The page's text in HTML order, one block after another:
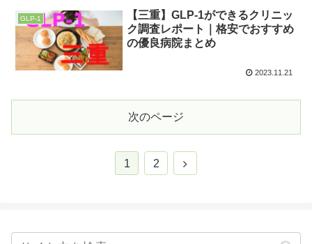
GLP-1
【三重】GLP-1ができるクリニッ
ク調査レポート｜格安でおすすめ
の優良病院まとめ
2023.11.21
次のページ
1 2